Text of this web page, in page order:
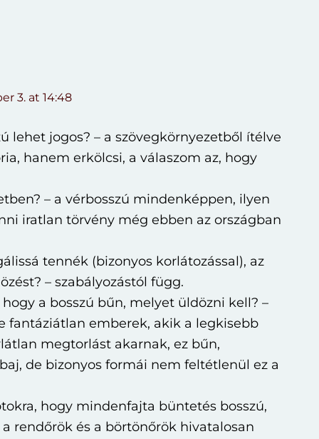
3. at 14:48
lehet jogos? – a szövegkörnyezetből ítélve
hanem erkölcsi, a válaszom az, hogy
– a vérbosszú mindenképpen, ilyen
iratlan törvény még ebben az országban
tennék (bizonyos korlátozással), az
– szabályozástól függ.
a bosszú bűn, melyet üldözni kell? –
fantáziátlan emberek, akik a legkisebb
megtorlást akarnak, ez bűn,
de bizonyos formái nem feltétlenül ez a
hogy mindenfajta büntetés bosszú,
rendőrök és a börtönőrök hivatalosan